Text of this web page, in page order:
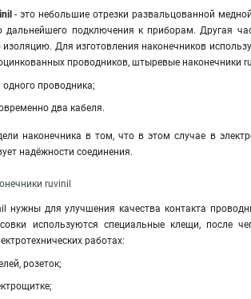
- это небольшие отрезки развальцованной
дальнейшего подключения к приборам. Другая
Для изготовления наконечников
проводников, штыревые
проводника;
два кабеля.
наконечника в том, что в этом случае в
надёжности соединения.
ruvinil
нужны для улучшения качества контакта
используются специальные клещи,
работах:
розеток;